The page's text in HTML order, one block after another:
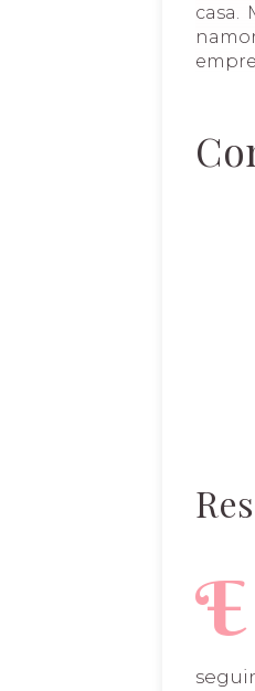
casa.
E